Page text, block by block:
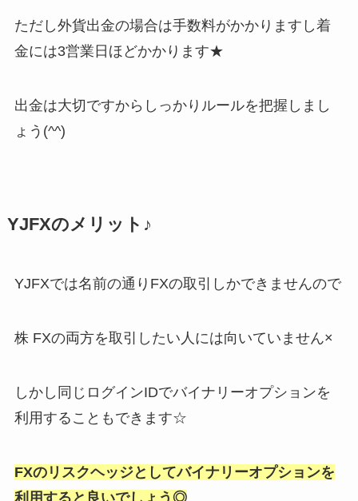
ただし外貨出金の場合は手数料がかかりますし着
金には3営業日ほどかかります★
出金は大切ですからしっかりルールを把握しまし
ょう(^^)
YJFXのメリット♪
YJFXでは名前の通りFXの取引しかできませんので
株 FXの両方を取引したい人には向いていません×
しかし同じログインIDでバイナリーオプションを
利用することもできます☆
FXのリスクヘッジとしてバイナリーオプションを
利用すると良いでしょう◎